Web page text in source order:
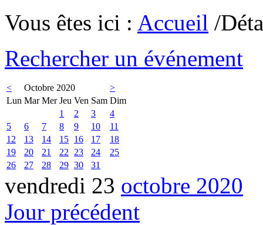
Vous êtes ici : Accueil /
Rechercher un événement
< Octobre 2020
>
Lun Mar Mer Jeu Ven Sam Dim
1
2 3
4
5
6 7 8 9 10
11
12
13 14 15 16 17
18
19
20 21 22 23 24
25
26
27 28 29 30 31
vendredi 23 octobre 2020
Jour précédent